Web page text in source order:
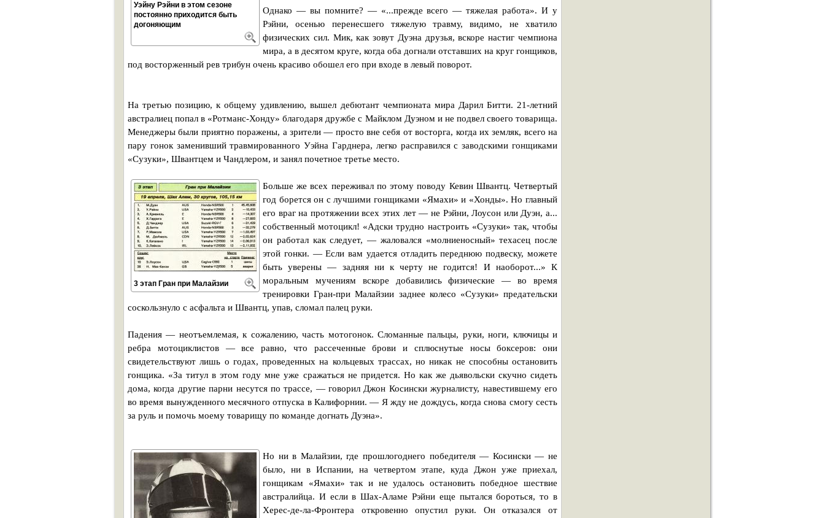
Уэйну Рэйни в этом сезоне
постоянно приходится быть
догоняющим
Однако — вы помните? — «...прежде всего — тяжелая работа». И у
Рэйни, осенью перенесшего тяжелую травму, видимо, не хватило
физических сил. Мик, как зовут Дуэна друзья, вскоре настиг чемпиона
мира, а в десятом круге, когда оба догнали отставших на круг гонщиков,
под восторженный рев трибун очень красиво обошел его при входе в левый поворот.
На третью позицию, к общему удивлению, вышел дебютант чемпионата мира Дарил Битти. 21-летний
австралиец попал в «Ротманс-Хонду» благодаря дружбе с Майклом Дуэном и не подвел своего товарища.
Менеджеры были приятно поражены, а зрители — просто вне себя от восторга, когда их земляк, всего на
пару гонок заменивший травмированного Уэйна Гарднера, легко расправился с заводскими гонщиками
«Сузуки», Швантцем и Чандлером, и занял почетное третье место.
3 этап Гран при Малайзии
Больше же всех переживал по этому поводу Кевин Швантц. Четвертый
год борется он с лучшими гонщиками «Ямахи» и «Хонды». Но главный
его враг на протяжении всех этих лет — не Рэйни, Лоусон или Дуэн, а...
собственный мотоцикл! «Адски трудно настроить «Сузуки» так, чтобы
он работал как следует, — жаловался «молниеносный» техасец после
этой гонки. — Если вам удается отладить переднюю подвеску, можете
быть уверены — задняя ни к черту не годится! И наоборот...» К
моральным мучениям вскоре добавились физические — во время
тренировки Гран-при Малайзии заднее колесо «Сузуки» предательски
соскользнуло с асфальта и Швантц, упав, сломал палец руки.
Падения — неотъемлемая, к сожалению, часть мотогонок. Сломанные пальцы, руки, ноги, ключицы и
ребра мотоциклистов — все равно, что рассеченные брови и сплюснутые носы боксеров: они
свидетельствуют лишь о годах, проведенных на кольцевых трассах, но никак не способны остановить
гонщика. «За титул в этом году мне уже сражаться не придется. Но как же дьявольски скучно сидеть
дома, когда другие парни несутся по трассе, — говорил Джон Косински журналисту, навестившему его
во время вынужденного месячного отпуска в Калифорнии. — Я жду не дождусь, когда снова смогу сесть
за руль и помочь моему товарищу по команде догнать Дуэна».
Но ни в Малайзии, где прошлогоднего победителя — Косински — не
было, ни в Испании, на четвертом этапе, куда Джон уже приехал,
гонщикам «Ямахи» так и не удалось остановить победное шествие
австралийца. И если в Шах-Аламе Рэйни еще пытался бороться, то в
Херес-де-ла-Фронтера откровенно опустил руки. Он отказался от